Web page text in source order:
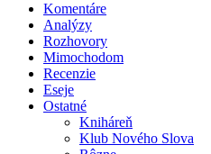
Komentáre
Analýzy
Rozhovory
Mimochodom
Recenzie
Eseje
Ostatné
Kniháreň
Klub Nového Slova